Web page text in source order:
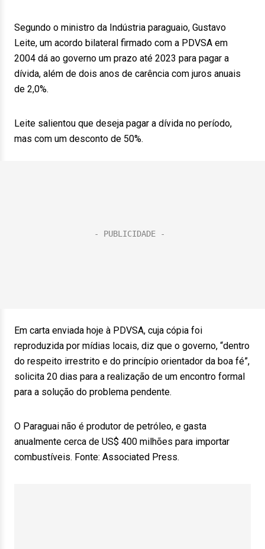
Segundo o ministro da Indústria paraguaio, Gustavo
Leite, um acordo bilateral firmado com a PDVSA em
2004 dá ao governo um prazo até 2023 para pagar a
dívida, além de dois anos de carência com juros anuais
de 2,0%.
Leite salientou que deseja pagar a dívida no período,
mas com um desconto de 50%.
Em carta enviada hoje à PDVSA, cuja cópia foi
reproduzida por mídias locais, diz que o governo, “dentro
do respeito irrestrito e do princípio orientador da boa fé”,
solicita 20 dias para a realização de um encontro formal
para a solução do problema pendente.
O Paraguai não é produtor de petróleo, e gasta
anualmente cerca de US$ 400 milhões para importar
combustíveis. Fonte: Associated Press.